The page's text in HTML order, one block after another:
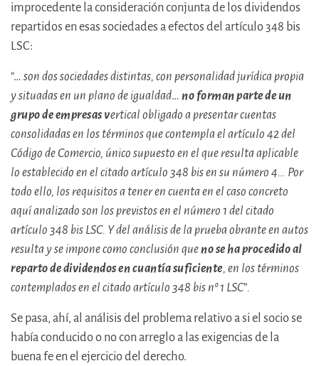
improcedente la consideración conjunta de los dividendos
repartidos en esas sociedades a efectos del artículo 348 bis
LSC:
“… son dos sociedades distintas, con personalidad jurídica propia
y situadas en un plano de igualdad… no forman parte de un
grupo de empresas vertical obligado a presentar cuentas
consolidadas en los términos que contempla el artículo 42 del
Código de Comercio, único supuesto en el que resulta aplicable
lo establecido en el citado artículo 348 bis en su número 4… Por
todo ello, los requisitos a tener en cuenta en el caso concreto
aquí analizado son los previstos en el número 1 del citado
artículo 348 bis LSC. Y del análisis de la prueba obrante en autos
resulta y se impone como conclusión queno se ha procedido al
reparto de dividendos en cuantía suficiente, en los términos
contemplados en el citado artículo 348 bis nº 1 LSC”.
Se pasa, ahí, al análisis del problema relativo a si el socio se
había conducido o no con arreglo a las exigencias de la
buena fe en el ejercicio del derecho.